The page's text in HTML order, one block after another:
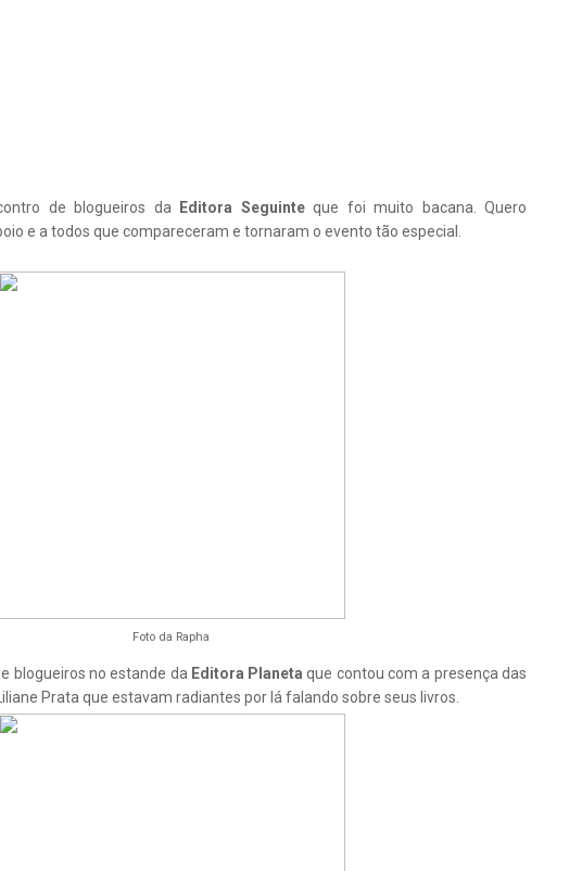
de blogueiros da Editora Seguinte que foi muito bacana. Quero
e a todos que compareceram e tornaram o evento tão especial.
Foto da Rapha
blogueiros no estande da Editora Planeta que contou com a presença das
Prata que estavam radiantes por lá falando sobre seus livros.